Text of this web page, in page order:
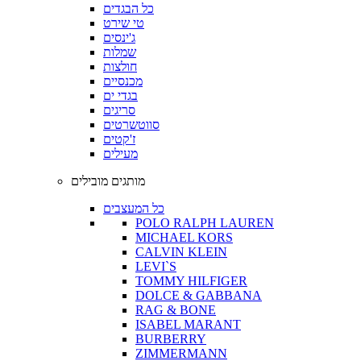
כל הבגדים
טי שירט
ג'ינסים
שמלות
חולצות
מכנסיים
בגדי ים
סריגים
סווטשרטים
ז'קטים
מעילים
מותגים מובילים
כל המעצבים
POLO RALPH LAUREN
MICHAEL KORS
CALVIN KLEIN
LEVI`S
TOMMY HILFIGER
DOLCE & GABBANA
RAG & BONE
ISABEL MARANT
BURBERRY
ZIMMERMANN